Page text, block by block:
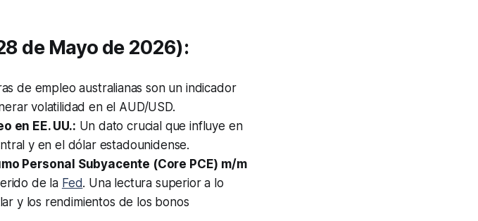
de Mayo de 2026):
de empleo australianas son un indicador
volatilidad en el AUD/USD.
en EE. UU.: Un dato crucial que influye en
y en el dólar estadounidense.
Personal Subyacente (Core PCE) m/m
de la Fed. Una lectura superior a lo
y los rendimientos de los bonos